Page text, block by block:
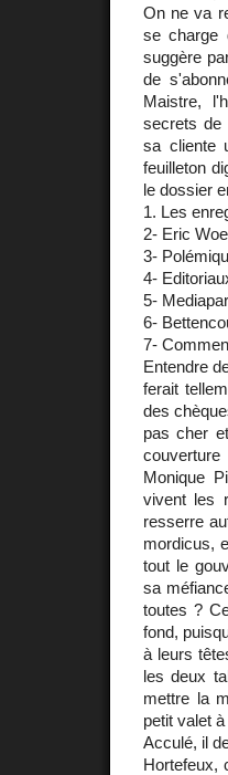
On ne va
se charge
suggère
de
Maistre,
secrets de
sa cliente
feuilleton
le dossier
1. Les
2- Eric
3-
4-
5-
6-
7-
Entendre
ferait
des
pas cher
Monique
vivent les
resserre
mordicus,
tout le
sa
toutes ?
fond,
à leurs
les deux
mettre la
petit valet
Acculé, il
Hortefeux,